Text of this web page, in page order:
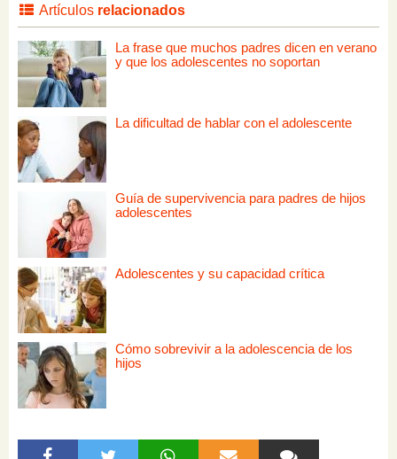
Artículos relacionados
La frase que muchos padres dicen en verano
y que los adolescentes no soportan
La dificultad de hablar con el adolescente
Guía de supervivencia para padres de hijos
adolescentes
Adolescentes y su capacidad crítica
Cómo sobrevivir a la adolescencia de los
hijos